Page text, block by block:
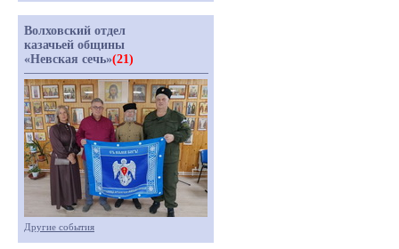
Волховский отдел
казачьей общины
«Невская сечь»(21)
Другие события